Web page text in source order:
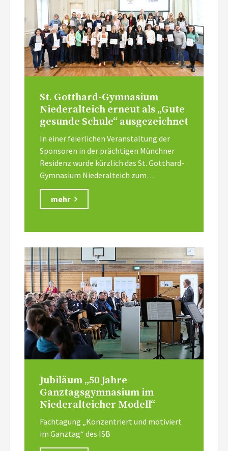
St. Gotthard-Gymnasium
Niederalteich erneut als „Gute
gesunde Schule“ ausgezeichnet
In einer feierlichen Veranstaltung der
Sponsoren in der prächtigen Münchner
Residenz wurde kürzlich das St. Gotthard-
Gymnasium Niederalteich zum…
mehr
Jubiläum „50 Jahre
Ganztagsgymnasium im
Niederalteicher Modell“
Fachtagung „Konzentriert und motiviert
im Ganztag“ des ISB